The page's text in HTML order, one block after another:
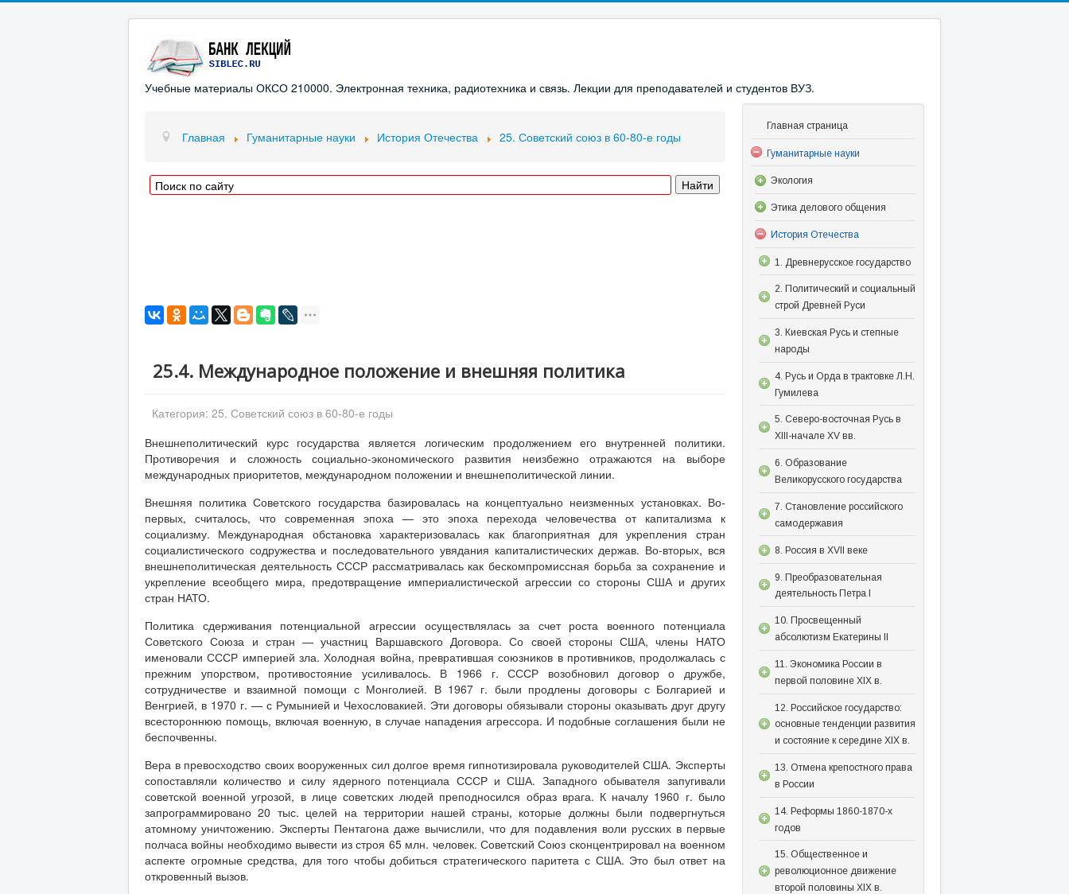
Учебные материалы ОКСО 210000. Электронная техника, радиотехника и связь. Лекции для преподавателей и студентов ВУЗ.
Главная Гуманитарные науки История Отечества 25. Советский союз в 60-80-е годы
25.4. Международное положение и внешняя политика
Категория: 25. Советский союз в 60-80-е годы
Внешнеполитический курс государства является логическим продолжением его внутренней политики.
Противоречия и сложность социально-экономического развития неизбежно отражаются на выборе
международных приоритетов, международном положении и внешнеполитической линии.
Внешняя политика Советского государства базировалась на концептуально неизменных установках. Во-
первых, считалось, что современная эпоха — это эпоха перехода человечества от капитализма к
социализму. Международная обстановка характеризовалась как благоприятная для укрепления стран
социалистического содружества и последовательного увядания капиталистических держав. Во-вторых, вся
внешнеполитическая деятельность СССР рассматривалась как бескомпромиссная борьба за сохранение и
укрепление всеобщего мира, предотвращение империалистической агрессии со стороны США и других
стран НАТО.
Политика сдерживания потенциальной агрессии осуществлялась за счет роста военного потенциала
Советского Союза и стран — участниц Варшавского Договора. Со своей стороны США, члены НАТО
именовали СССР империей зла. Холодная война, превратившая союзников в противников, продолжалась с
прежним упорством, противостояние усиливалось. В 1966 г. СССР возобновил договор о дружбе,
сотрудничестве и взаимной помощи с Монголией. В 1967 г. были продлены договоры с Болгарией и
Венгрией, в 1970 г. — с Румынией и Чехословакией. Эти договоры обязывали стороны оказывать друг другу
всестороннюю помощь, включая военную, в случае нападения агрессора. И подобные соглашения были не
беспочвенны.
Вера в превосходство своих вооруженных сил долгое время гипнотизировала руководителей США. Эксперты
сопоставляли количество и силу ядерного потенциала СССР и США. Западного обывателя запугивали
советской военной угрозой, в лице советских людей преподносился образ врага. К началу 1960 г. было
запрограммировано 20 тыс. целей на территории нашей страны, которые должны были подвергнуться
атомному уничтожению. Эксперты Пентагона даже вычислили, что для подавления воли русских в первые
полчаса войны необходимо вывести из строя 65 млн. человек. Советский Союз сконцентрировал на военном
аспекте огромные средства, для того чтобы добиться стратегического паритета с США. Это был ответ на
откровенный вызов.
Главная страница
Гуманитарные науки
Экология
Этика делового общения
История Отечества
1. Древнерусское государство
2. Политический и социальный
строй Древней Руси
3. Киевская Русь и степные
народы
4. Русь и Орда в трактовке Л.Н.
Гумилева
5. Северо-восточная Русь в
XIII-начале XV вв.
6. Образование
Великорусского государства
7. Становление российского
самодержавия
8. Россия в XVII веке
9. Преобразовательная
деятельность Петра I
10. Просвещенный
абсолютизм Екатерины II
11. Экономика России в
первой половине XIX в.
12. Российское государство:
основные тенденции развития
и состояние к середине XIX в.
13. Отмена крепостного права
в России
14. Реформы 1860-1870-х
годов
15. Общественное и
революционное движение
второй половины XIX в.